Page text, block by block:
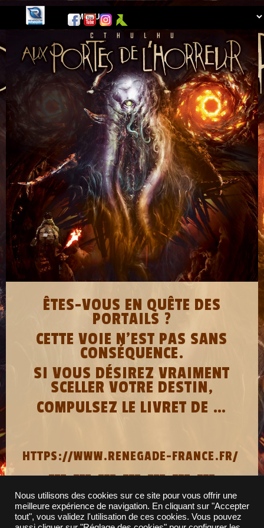
ÊTES-VOUS EN QUÊTE DES
PORTAILS ?
CETTE VOIE N’EST PAS SANS
CONSÉQUENCE.
SI VOUS DÉSIREZ VRAIMENT
SCELLER VOTRE DESTIN,
COMPULSEZ LE LIVRET DE …
HTTPS://WWW.RENEGADE-FRANCE.FR/
NEWSLETTER ORIGAMES
Nous utilisons des cookies sur ce site pour vous offrir une
meilleure expérience de navigation. En cliquant sur "Accepter
tout", vous validez l'utilisation de ces cookies. Vous pouvez